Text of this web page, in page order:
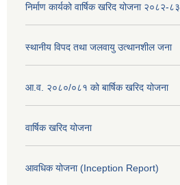
निर्माण कार्यको वार्षिक खरिद योजना २०८२-८३
स्थानीय विपद तथा जलवायु उत्थानशील जना
आ.व. २०८०/०८१ को बार्षिक खरिद योजना
वार्षिक खरिद योजना
आवधिक योजना (Inception Report)